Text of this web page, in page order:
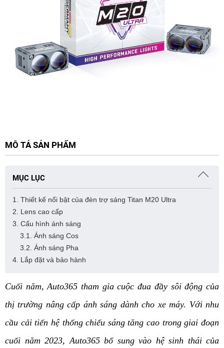
MÔ TẢ SẢN PHẨM
MỤC LỤC
1. Thiết kế nổi bật của đèn trợ sáng Titan M20 Ultra
2. Lens cao cấp
3. Cấu hình ánh sáng
3.1. Ánh sáng Cos
3.2. Ánh sáng Pha
4. Lắp đặt và bảo hành
Cuối năm, Auto365 tham gia cuộc đua đầy sôi động của
thị trường nâng cấp ánh sáng dành cho xe máy. Với nhu
cầu cải tiến hệ thống chiếu sáng tăng cao trong giai đoạn
cuối năm 2023, Auto365 bổ sung vào hệ sinh thái của